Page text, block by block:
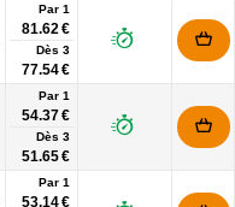
Par 1
81.62 €
Dès 3
77.54 €
Par 1
54.37 €
Dès 3
51.65 €
Par 1
53.14 €